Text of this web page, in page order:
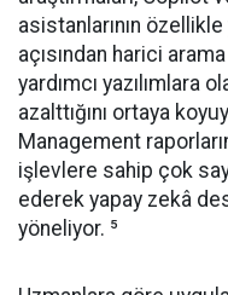
asistanlarının
açısından harici
yardımcı yazılımlara
azalttığını ortaya
Management
işlevlere sahip çok
ederek yapay zekâ
yöneliyor. ⁵